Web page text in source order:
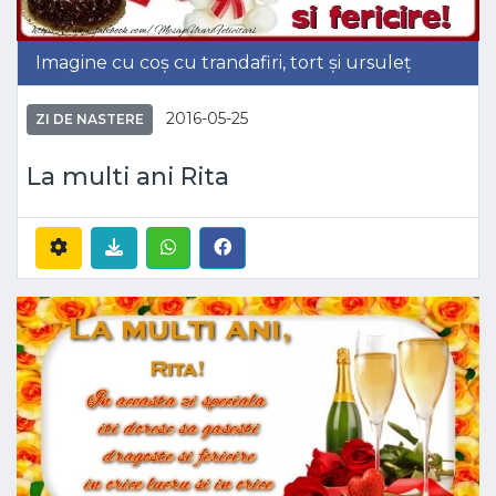
Imagine cu coș cu trandafiri, tort și ursuleț
ZI DE NASTERE 2016-05-25
La multi ani Rita